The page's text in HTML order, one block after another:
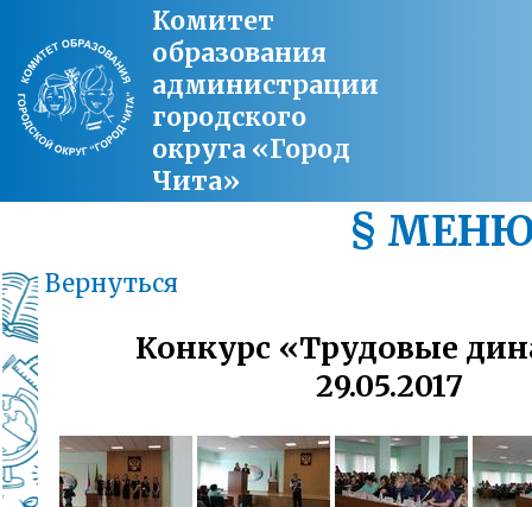
Комитет
образования
администрации
городского
округа «Город
Чита»
§
Вернуться
Конкурс «Трудовые
29.05.2017